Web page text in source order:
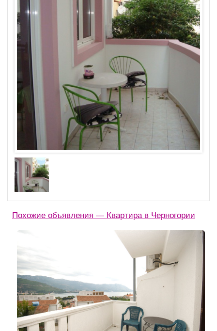
Похожие объявления — Квартира в Черногории